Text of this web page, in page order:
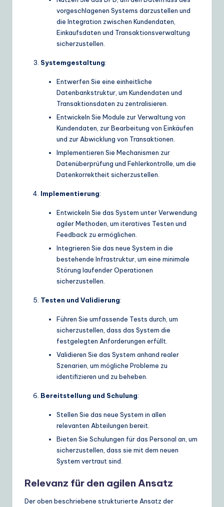
vorgeschlagenen Systems darzustellen und
die Integration zwischen Kundendaten,
Einkaufsdaten und Transaktionsverwaltung
sicherzustellen.
Systemgestaltung:
Entwerfen Sie eine einheitliche
Datenbankstruktur, um Kundendaten und
Transaktionsdaten zu zentralisieren.
Entwickeln Sie Module zur Verwaltung von
Kundendaten, zur Bearbeitung von Einkäufen
und zur Abwicklung von Transaktionen.
Implementieren Sie Mechanismen zur
Datenüberprüfung und Fehlerkontrolle, um die
Datenkorrektheit sicherzustellen.
Implementierung:
Entwickeln Sie das System unter Verwendung
agiler Methoden, um iteratives Testen und
Feedback zu ermöglichen.
Integrieren Sie das neue System in die
bestehende Infrastruktur, um eine minimale
Störung laufender Operationen
sicherzustellen.
Testen und Validierung:
Führen Sie umfassende Tests durch, um
sicherzustellen, dass das System die
festgelegten Anforderungen erfüllt.
Validieren Sie das System anhand realer
Szenarien, um mögliche Probleme zu
identifizieren und zu beheben.
Bereitstellung und Schulung:
Stellen Sie das neue System in allen
relevanten Abteilungen bereit.
Bieten Sie Schulungen für das Personal an, um
sicherzustellen, dass sie mit dem neuen
System vertraut sind.
Relevanz für den agilen Ansatz
Der oben beschriebene strukturierte Ansatz der